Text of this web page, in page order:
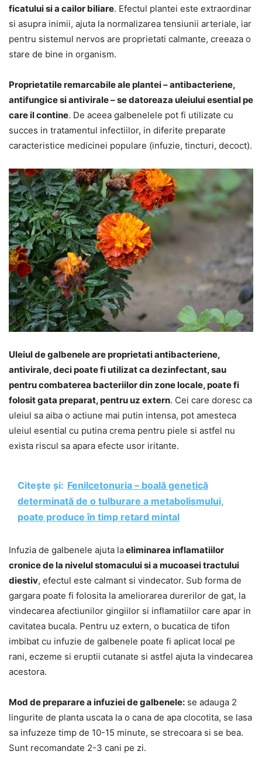
ficatului si a cailor biliare. Efectul plantei este extraordinar
si asupra inimii, ajuta la normalizarea tensiunii arteriale, iar
pentru sistemul nervos are proprietati calmante, creeaza o
stare de bine in organism.
Proprietatile remarcabile ale plantei – antibacteriene,
antifungice si antivirale – se datoreaza uleiului esential pe
care il contine. De aceea galbenelele pot fi utilizate cu
succes in tratamentul infectiilor, in diferite preparate
caracteristice medicinei populare (infuzie, tincturi, decoct).
Uleiul de galbenele are proprietati antibacteriene,
antivirale, deci poate fi utilizat ca dezinfectant, sau
pentru combaterea bacteriilor din zone locale, poate fi
folosit gata preparat, pentru uz extern. Cei care doresc ca
uleiul sa aiba o actiune mai putin intensa, pot amesteca
uleiul esential cu putina crema pentru piele si astfel nu
exista riscul sa apara efecte usor iritante.
Citește și: Fenilcetonuria – boală genetică
determinată de o tulburare a metabolismului,
poate produce în timp retard mintal
Infuzia de galbenele ajuta laeliminarea inflamatiilor
cronice de la nivelul stomacului si a mucoasei tractului
diestiv, efectul este calmant si vindecator. Sub forma de
gargara poate fi folosita la ameliorarea durerilor de gat, la
vindecarea afectiunilor gingiilor si inflamatiilor care apar in
cavitatea bucala. Pentru uz extern, o bucatica de tifon
imbibat cu infuzie de galbenele poate fi aplicat local pe
rani, eczeme si eruptii cutanate si astfel ajuta la vindecarea
acestora.
Mod de preparare a infuziei de galbenele: se adauga 2
lingurite de planta uscata la o cana de apa clocotita, se lasa
sa infuzeze timp de 10-15 minute, se strecoara si se bea.
Sunt recomandate 2-3 cani pe zi.